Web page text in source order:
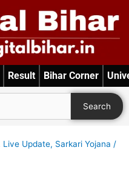
Result Bihar Corner
Search
Live Update, Sarkari Yojana /